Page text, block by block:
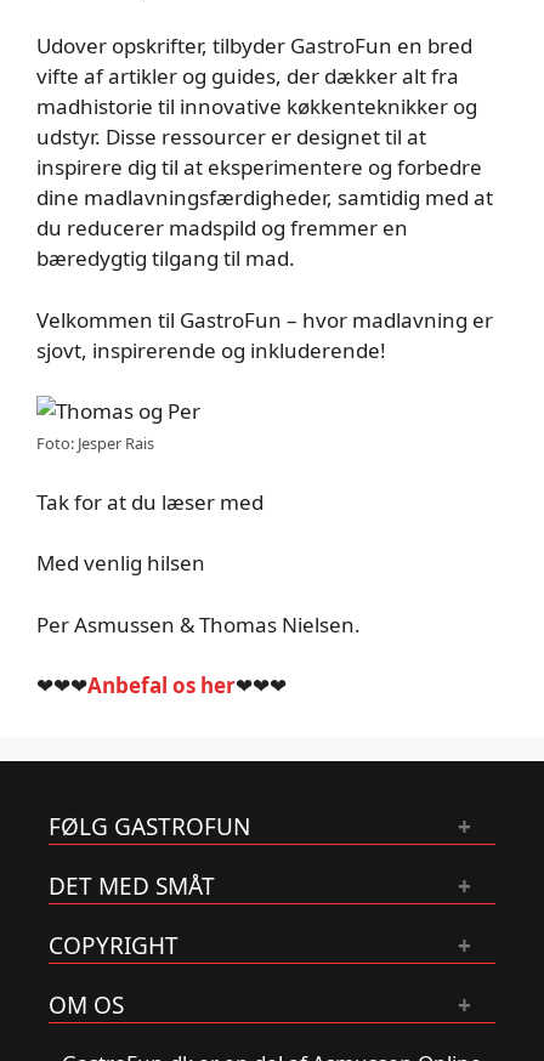
Udover opskrifter, tilbyder GastroFun en bred
vifte af artikler og guides, der dækker alt fra
madhistorie til innovative køkkenteknikker og
udstyr. Disse ressourcer er designet til at
inspirere dig til at eksperimentere og forbedre
dine madlavningsfærdigheder, samtidig med at
du reducerer madspild og fremmer en
bæredygtig tilgang til mad.
Velkommen til GastroFun – hvor madlavning er
sjovt, inspirerende og inkluderende!
Foto: Jesper Rais
Tak for at du læser med
Med venlig hilsen
Per Asmussen & Thomas Nielsen.
❤❤❤Anbefal os her❤❤❤
FØLG GASTROFUN
DET MED SMÅT
COPYRIGHT
OM OS